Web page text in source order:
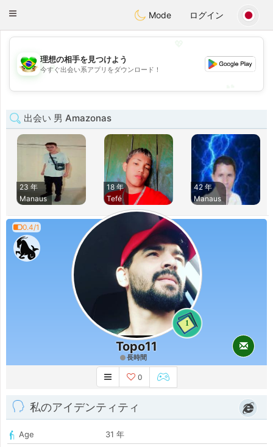
Conversar
Toggle
Mode ログイン
💖
💕
理想の相手を見つけよう
今すぐ出会い系アプリをダウンロード！
出会い 男 Amazonas
23 年
Manaus
18 年
Tefé
42 年
Manaus
0.4/1
1
Topo11
長時間
0
私のアイデンティティ
Age
31 年